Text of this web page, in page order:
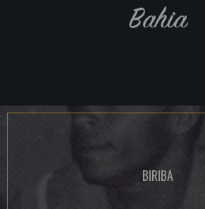
Bahia
BIRIBA